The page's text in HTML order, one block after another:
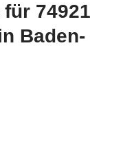
74921
Baden-